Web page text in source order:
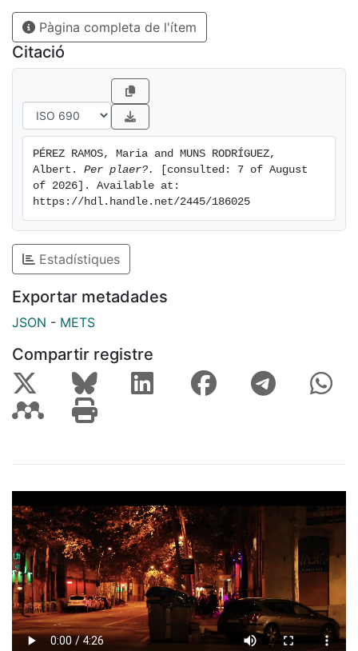
Ramos;
Muntatge: Albert Muns Rodríguez; Postproducció:
Maria Pérez Ramos i
Albert Muns Rodríguez. Equip artístic: Miquel, Alberto,
Joaquim, Marta i Gerard. Drets: Resum de telenotícies
de TV3 al principi.
Pàgina completa de l'ítem
Citació
PÉREZ RAMOS, Maria and MUNS RODRÍGUEZ,
Albert. Per plaer?.
[consulted: 7 of August
of 2026]. Available at:
https://hdl.handle.net/2445/186025
Estadístiques
Exportar metadades
JSON - METS
Compartir registre